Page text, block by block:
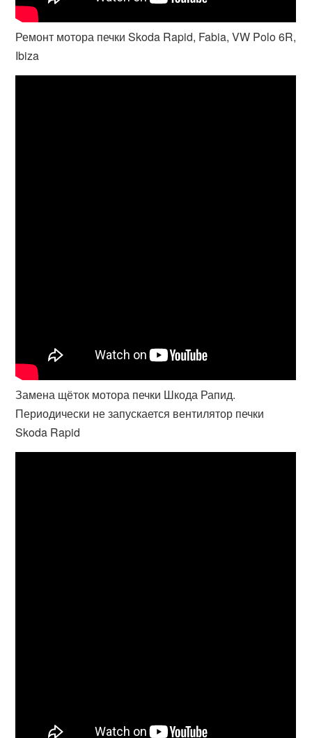
Ремонт мотора печки Skoda Rapid, Fabia, VW Polo 6R,
Ibiza
Замена щёток мотора печки Шкода Рапид.
Периодически не запускается вентилятор печки
Skoda Rapid